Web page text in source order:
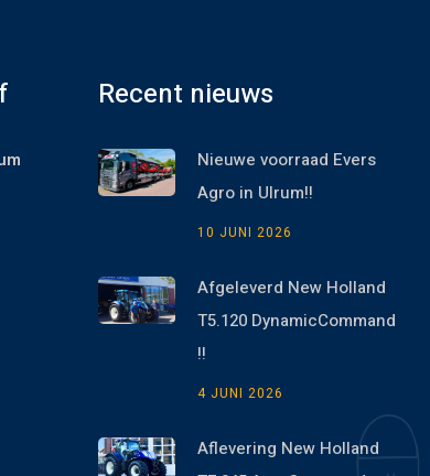
Recent nieuws
Nieuwe voorraad Evers
Agro in Ulrum!!
10 JUNI 2026
Afgeleverd New Holland
T5.120 DynamicCommand
!!
4 JUNI 2026
Aflevering New Holland